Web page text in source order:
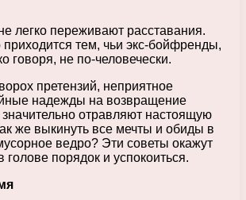
легко переживают расставания.
тем, чьи экс-бойфренды,
говоря, не по-человечески.
претензий, неприятное
надежды на возвращение
значительно отравляют настоящую
же выкинуть все мечты и обиды в
ведро? Эти советы окажут
порядок и успокоиться.